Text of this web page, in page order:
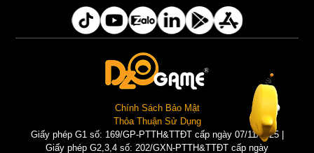
Chính Sách Bảo Mật
Thỏa Thuận Sử Dụng
Giấy phép G1 số: 169/GP-PTTH&TTĐT cấp ngày 07/11/2025 |
Giấy phép G2,3,4 số: 202/GXN-PTTH&TTĐT cấp ngày